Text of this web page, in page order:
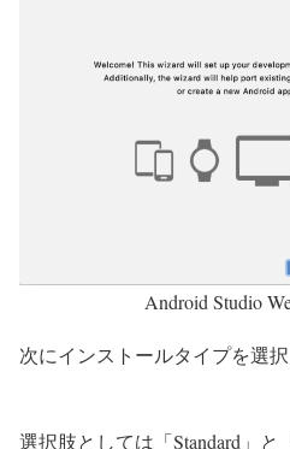
Android Studio
次にインストールタイプを選択
選択肢としては「Standard」と